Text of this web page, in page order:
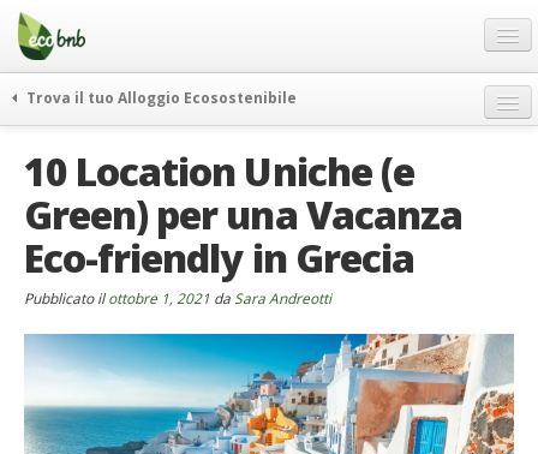
Menu
Salta
contenuto
Offerte Speciali
Regali
FAQ
Chi Siamo
Partner
Contatti
Italiano
German
Trova il tuo Alloggio Ecosostenibile
itinerari
curiosità
vivere e viaggiare verde
rassegna stampa
10 Location Uniche (e
Green) per una Vacanza
Eco-friendly in Grecia
Pubblicato ilottobre 1, 2021 da Sara Andreotti